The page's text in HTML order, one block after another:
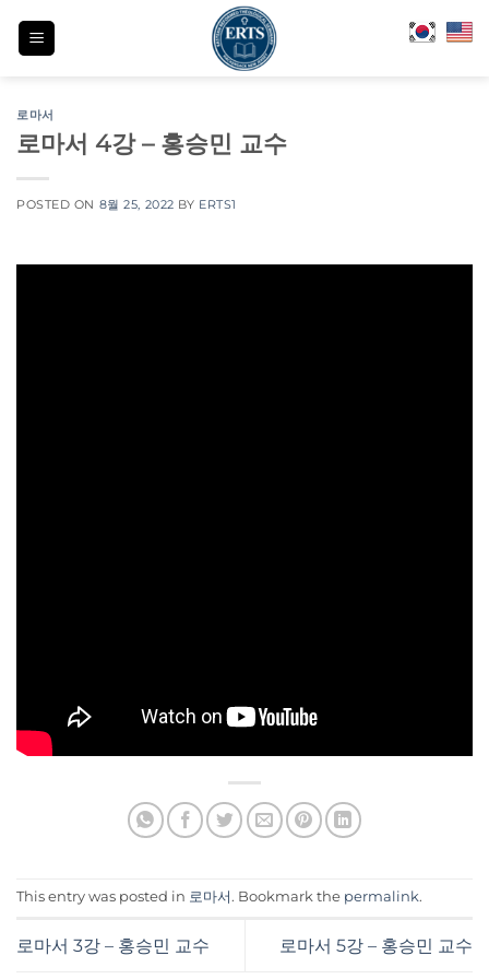
로마서
로마서 4강 – 홍승민 교수
POSTED ON 8월 25, 2022 BY ERTS1
This entry was posted in 로마서. Bookmark the permalink.
로마서 3강 – 홍승민 교수 로마서 5강 – 홍승민 교수